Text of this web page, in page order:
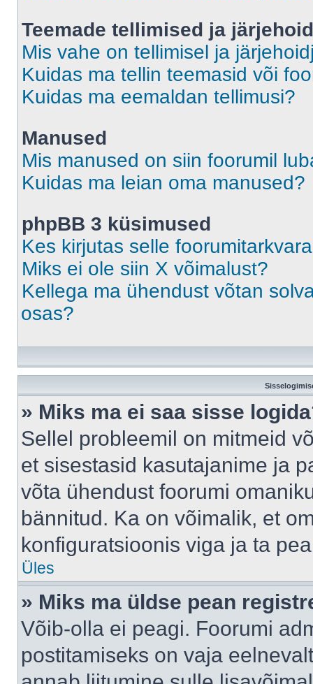
Teemade tellimised ja
Mis vahe on tellimisel ja
Kuidas ma tellin teemasid või
Kuidas ma eemaldan tellimusi?
Manused
Mis manused on siin foorumil
Kuidas ma leian oma manused?
phpBB 3 küsimused
Kes kirjutas selle
Miks ei ole siin X võimalust?
Kellega ma ühendust võtan
osas?
» Miks ma ei saa sisse
Sellel probleemil on mitmeid
et sisestasid kasutajanime ja
võta ühendust foorumi
bännitud. Ka on võimalik, et
konfiguratsioonis viga ja ta
Üles
» Miks ma üldse pean
Võib-olla ei peagi. Foorumi
postitamiseks on vaja